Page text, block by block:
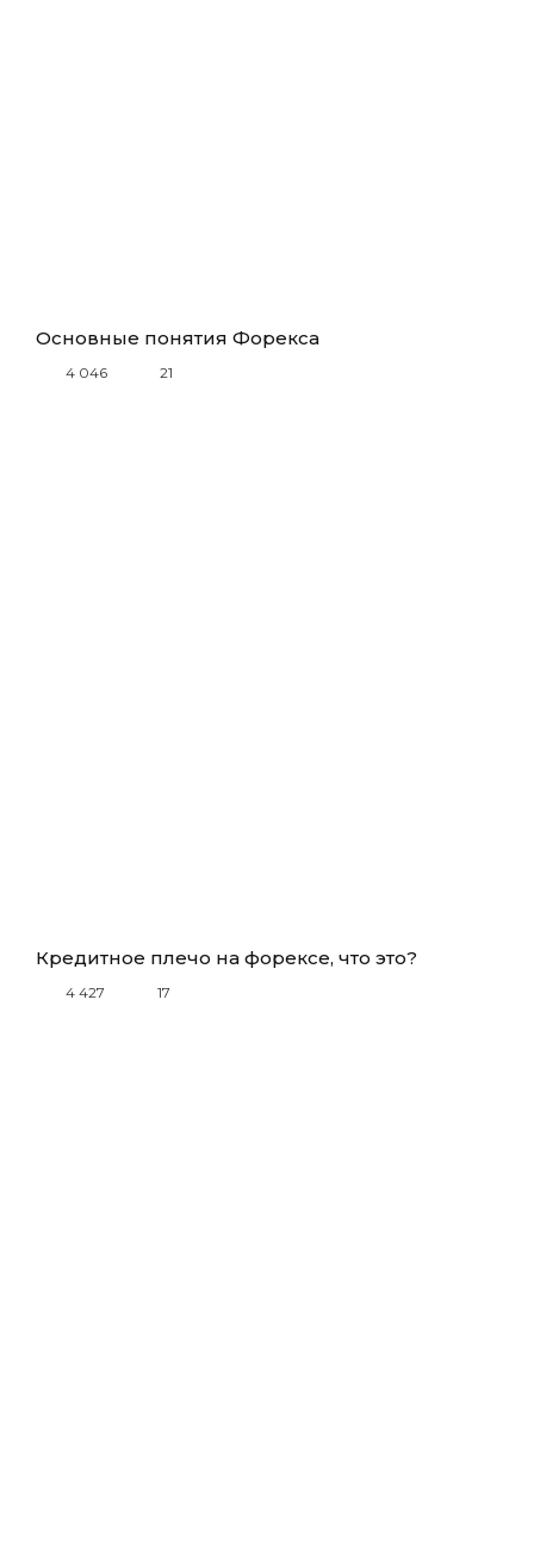
Основные понятия Форекса
4 046 21
Кредитное плечо на форексе, что это?
4 427 17